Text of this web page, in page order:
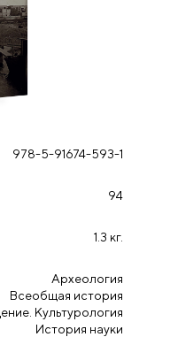
978-5-91674-593-1
94
1.3 кг.
Археология
Всеобщая история
Культурология
История науки